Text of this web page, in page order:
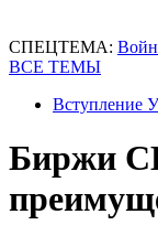
СПЕЦТЕМА:
ВСЕ ТЕМЫ
Вступление
Биржи